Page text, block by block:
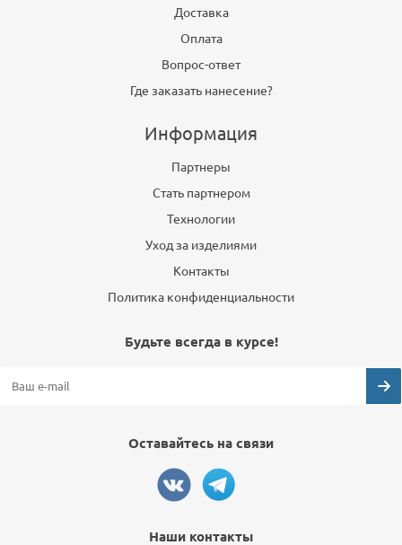
Доставка
Оплата
Вопрос-ответ
Где заказать нанесение?
Информация
Партнеры
Стать партнером
Технологии
Уход за изделиями
Контакты
Политика конфиденциальности
Будьте всегда в курсе!
Оставайтесь на связи
Наши контакты